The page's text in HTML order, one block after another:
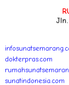
dokterpras.com
sunatindonesia.com